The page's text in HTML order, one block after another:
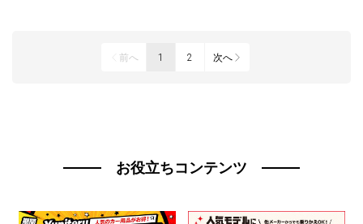
前へ 1 2 次へ
お役立ちコンテンツ